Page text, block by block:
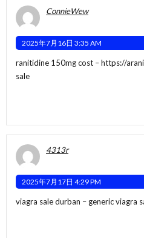
ConnieWew
2025年7月16日 3:35 AM
ranitidine 150mg cost –https://
sale
4313r
2025年7月17日 4:29 PM
viagra sale durban – generic viagra